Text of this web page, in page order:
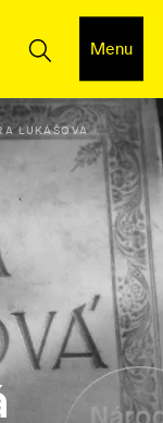
Menu
LUKÁŠOVÁ